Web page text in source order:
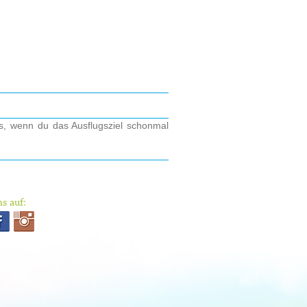
wenn du das Ausflugsziel schonmal
auf: